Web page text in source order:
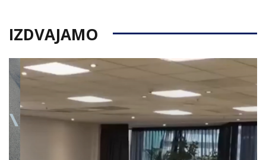
IZDVAJAMO